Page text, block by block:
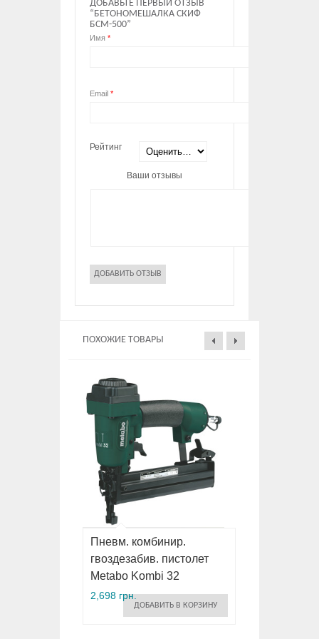
ДОБАВЬТЕ ПЕРВЫЙ ОТЗЫВ
“БЕТОНОМЕШАЛКА СКИФ
БСМ-500”
Имя *
Email *
Рейтинг
Ваши отзывы
ПОХОЖИЕ ТОВАРЫ
Пневм. комбинир.
гвоздезабив. пистолет
Metabo Kombi 32
2,698 грн.
ДОБАВИТЬ В КОРЗИНУ